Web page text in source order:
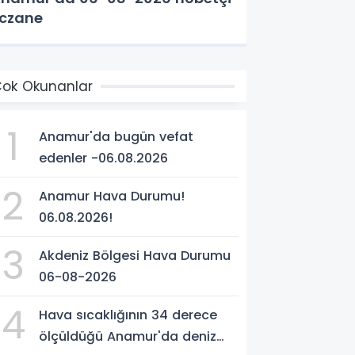
Okunanlar
1
Anamur'da bugün vefat
edenler -06.08.2026
2
Anamur Hava Durumu!
06.08.2026!
3
Akdeniz Bölgesi Hava Durumu
06-08-2026
4
Hava sıcaklığının 34 derece
ölçüldüğü Anamur'da deniz